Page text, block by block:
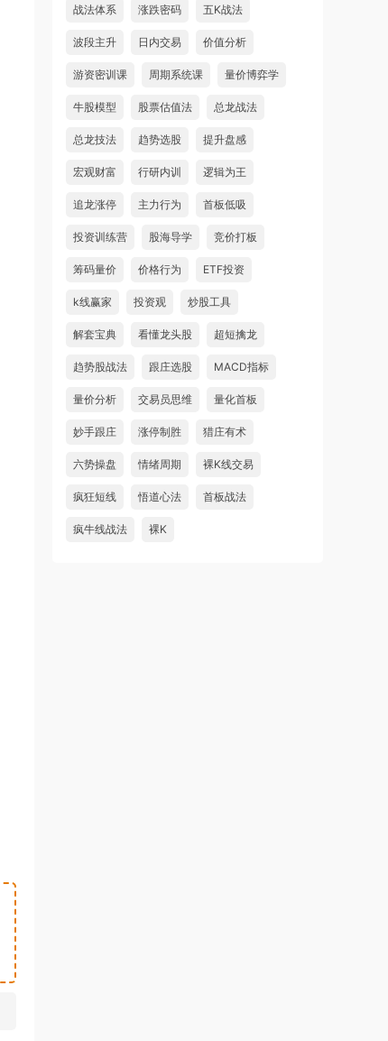
战法体系 涨跌密码 五K战法
波段主升 日内交易 价值分析
游资密训课 周期系统课 量价博弈学
牛股模型 股票估值法 总龙战法
总龙技法 趋势选股 提升盘感
宏观财富 行研内训 逻辑为王
追龙涨停 主力行为 首板低吸
投资训练营 股海导学 竞价打板
筹码量价 价格行为 ETF投资
k线赢家 投资观 炒股工具
解套宝典 看懂龙头股 超短擒龙
趋势股战法 跟庄选股 MACD指标
量价分析 交易员思维 量化首板
妙手跟庄 涨停制胜 猎庄有术
六势操盘 情绪周期 裸K线交易
疯狂短线 悟道心法 首板战法
疯牛线战法 裸K